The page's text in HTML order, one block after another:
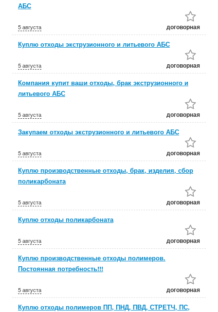
АБС
5 августа договорная
Куплю отходы экструзионного и литьевого АБС
5 августа договорная
Компания купит ваши отходы, брак экструзионного и
литьевого АБС
5 августа договорная
Закупаем отходы экструзионного и литьевого АБС
5 августа договорная
Куплю производственные отходы, брак, изделия, сбор
поликарбоната
5 августа договорная
Куплю отходы поликарбоната
5 августа договорная
Куплю производственные отходы полимеров.
Постоянная потребность!!!
5 августа договорная
Куплю отходы полимеров ПП, ПНД, ПВД, СТРЕТЧ, ПС,